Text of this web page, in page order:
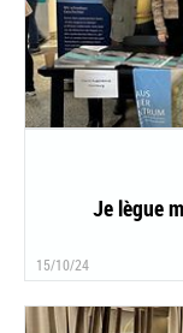
Je lègue
15/10/24